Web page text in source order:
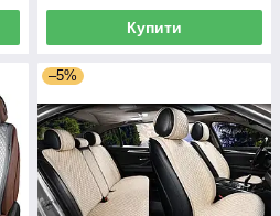
Купити
–5%